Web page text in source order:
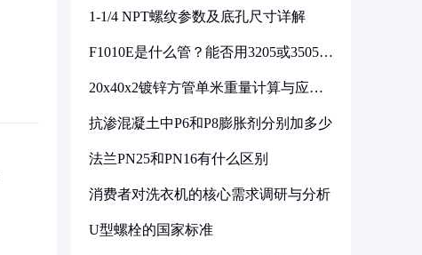
1-1/4 NPT螺纹参数及底孔尺寸详解
F1010E是什么管？能否用3205或3505代
20x40x2镀锌方管单米重量计算与应用
抗渗混凝土中P6和P8膨胀剂分别加多少
法兰PN25和PN16有什么区别
消费者对洗衣机的核心需求调研与分析
U型螺栓的国家标准